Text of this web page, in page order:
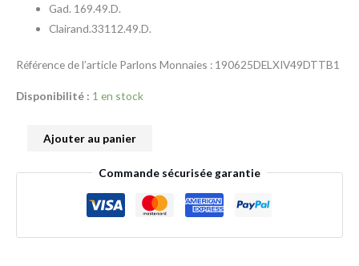
Gad. 169.49.D.
Clairand.33112.49.D.
Référence de l’article Parlons Monnaies : 190625DELXIV49DTTB1
Disponibilité : 1 en stock
Ajouter au panier
Commande sécurisée garantie